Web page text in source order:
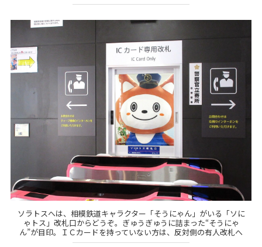
ソラトスへは、相模鉄道キャラクター「そうにゃん」がいる「ソに
ゃトス」改札口からどうぞ。ぎゅうぎゅうに詰まった“そうにゃ
ん”が目印。ＩＣカードを持っていない方は、反対側の有人改札へ